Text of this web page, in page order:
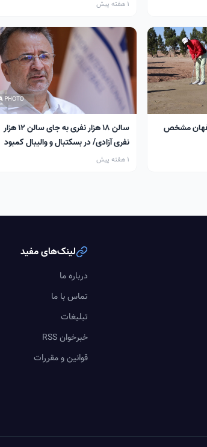
1 هفته پیش
مشخص
سالن ۱۸ هزار نفری به جای سالن ۱۲ هزار
نفری آزادی/ در بسکتبال و والیبال کمبود
سالن داریم1 هفته پیش
لینک‌های مفید
درباره ما
تماس با ما
تبلیغات
خبرخوان RSS
قوانین و مقررات